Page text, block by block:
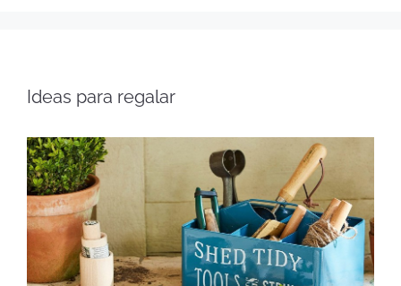
Ideas para regalar